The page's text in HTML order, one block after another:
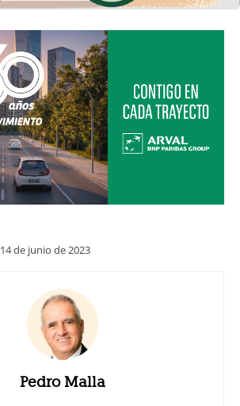
14 de junio de 2023
Pedro Malla